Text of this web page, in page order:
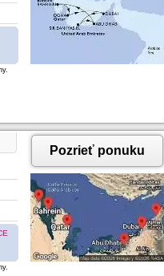
Pozrieť ponuku